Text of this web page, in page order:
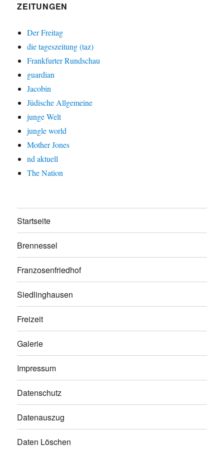
ZEITUNGEN
Der Freitag
die tageszeitung (taz)
Frankfurter Rundschau
guardian
Jacobin
Jüdische Allgemeine
junge Welt
jungle world
Mother Jones
nd aktuell
The Nation
Startseite
Brennessel
Franzosenfriedhof
Siedlinghausen
Freizeit
Galerie
Impressum
Datenschutz
Datenauszug
Daten Löschen